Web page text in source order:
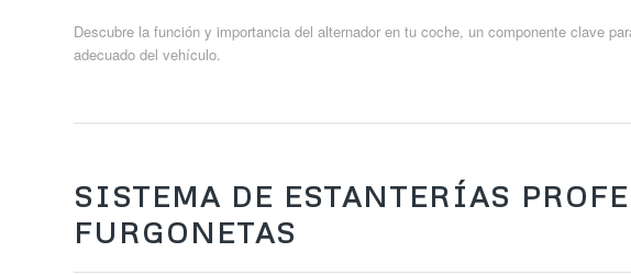
Descubre la función y importancia del alternador en tu coche, un componente clave
adecuado del vehículo.
SISTEMA DE ESTANTERÍAS
FURGONETAS